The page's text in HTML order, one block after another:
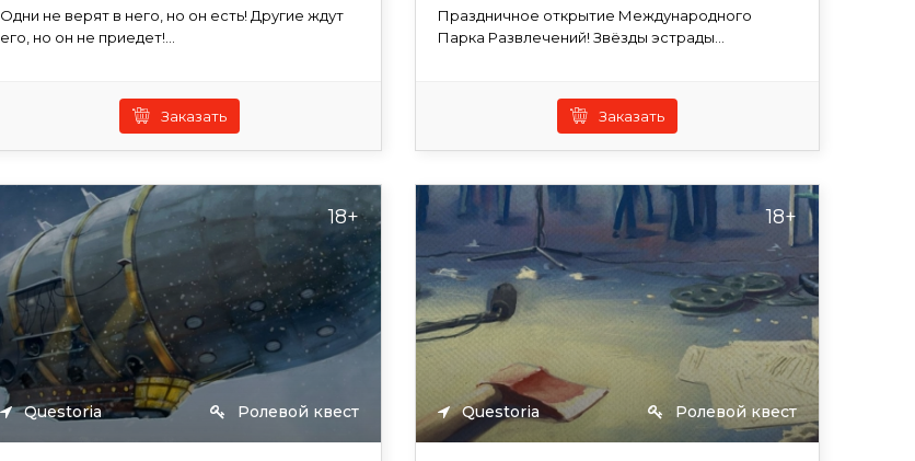
Одни не верят в него, но он есть! Другие ждут
его, но он не приедет!...
Заказать
Праздничное открытие Международного
Парка Развлечений! Звёзды эстрады...
Заказать
18+
Questoria Ролевой квест
18+
Questoria Ролевой квест